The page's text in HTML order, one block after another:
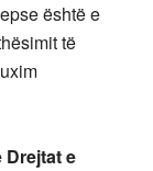
është e
të
e